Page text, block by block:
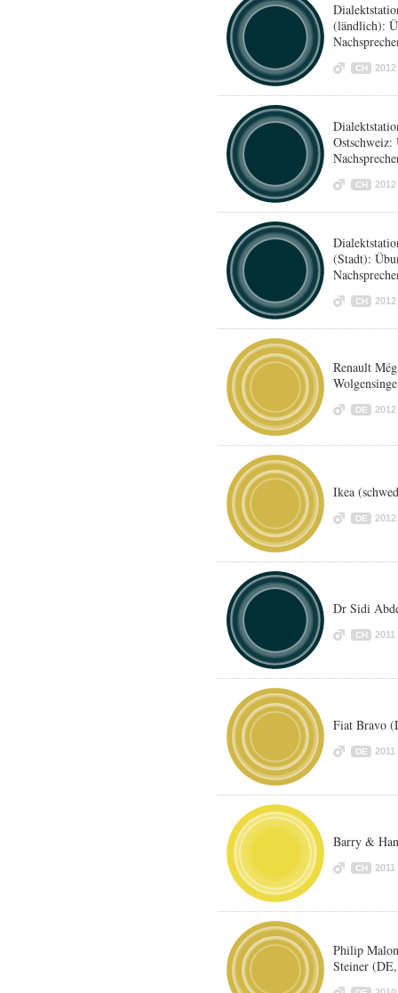
(ländlich):
CH 2012
Ostschweiz:
CH 2012
(Stadt):
CH 2012
Renault
DE 2012
Ikea
DE 2012
Dr Sidi
CH 2011
Fiat Bravo
DE 2011
Barry &
CH 2011
Philip
Steiner